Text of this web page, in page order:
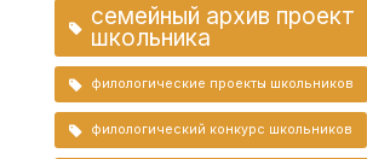
семейный архив проект
школьника
филологические проекты школьников
филологический конкурс школьников